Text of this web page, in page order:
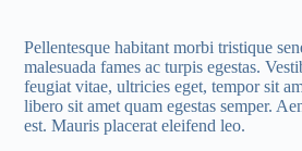
Pellentesque habitant morbi tristique
malesuada fames ac turpis egestas.
feugiat vitae, ultricies eget, tempor sit
libero sit amet quam egestas semper.
est. Mauris placerat eleifend leo.